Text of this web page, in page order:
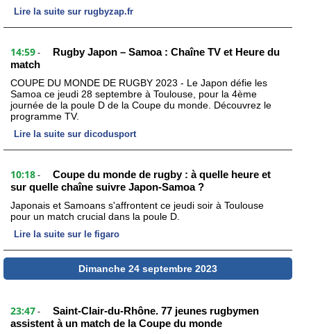
Lire la suite sur rugbyzap.fr
14:59 -
Rugby Japon – Samoa : Chaîne TV et Heure du
match
COUPE DU MONDE DE RUGBY 2023 - Le Japon défie les
Samoa ce jeudi 28 septembre à Toulouse, pour la 4ème
journée de la poule D de la Coupe du monde. Découvrez le
programme TV.
Lire la suite sur dicodusport
10:18 -
Coupe du monde de rugby : à quelle heure et
sur quelle chaîne suivre Japon-Samoa ?
Japonais et Samoans s'affrontent ce jeudi soir à Toulouse
pour un match crucial dans la poule D.
Lire la suite sur le figaro
Dimanche 24 septembre 2023
23:47 -
Saint-Clair-du-Rhône. 77 jeunes rugbymen
assistent à un match de la Coupe du monde